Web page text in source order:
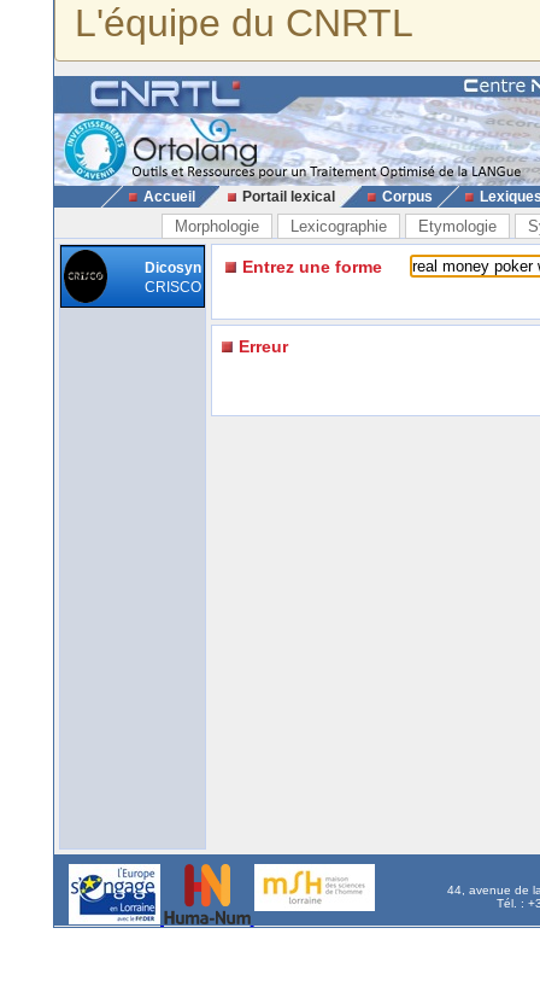
L'équipe du CNRTL
Accueil Portail lexical Corpus
Morphologie Lexicographie Etymologie
Dicosyn
CRISCO
Entrez une forme
Erreur
44, avenue de
Tél. :